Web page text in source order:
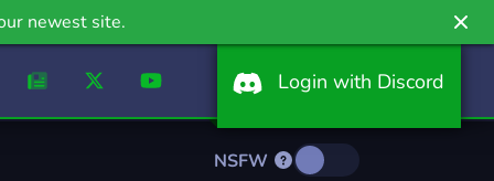
newest site.
Login with Discord
NSFW